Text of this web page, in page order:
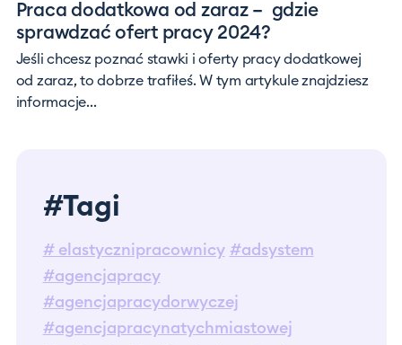
Praca dodatkowa od zaraz – gdzie
sprawdzać ofert pracy 2024?
Jeśli chcesz poznać stawki i oferty pracy dodatkowej
od zaraz, to dobrze trafiłeś. W tym artykule znajdziesz
informacje...
#Tagi
# elastycznipracownicy #adsystem
#agencjapracy
#agencjapracydorwyczej
#agencjapracynatychmiastowej